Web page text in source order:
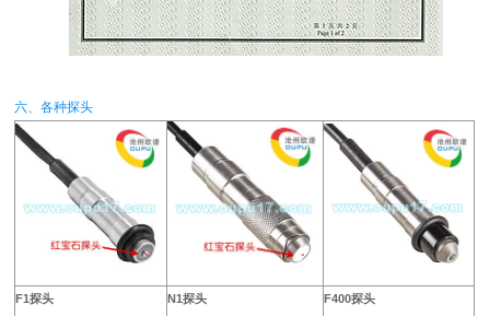
六、各种探头
F1探头
N1探头
F400探头